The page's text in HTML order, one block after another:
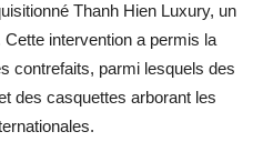
Thanh Hien Luxury, un
intervention a permis la
contrefaits, parmi lesquels des
des casquettes arborant les